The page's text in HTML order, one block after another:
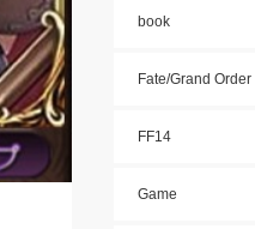
book
Fate/Grand Order
FF14
Game